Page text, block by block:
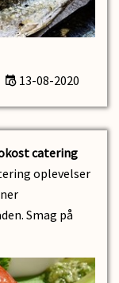
13-08-2020
catering
oplevelser
Smag på